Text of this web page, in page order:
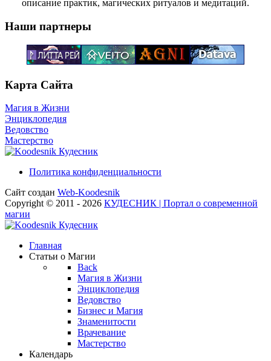
описание практик, магических ритуалов и медитаций.
Наши партнеры
Карта Сайта
Магия в Жизни
Энциклопедия
Ведовство
Мастерство
Кудесник
Политика конфиденциальности
Сайт создан Web-Koodesnik
Copyright © 2011 - 2026 КУДЕСНИК | Портал о современной
магии
Кудесник
Главная
Статьи о Магии
Back
Магия в Жизни
Энциклопедия
Ведовство
Бизнес и Магия
Знаменитости
Врачевание
Мастерство
Календарь